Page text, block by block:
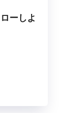
ーしよ